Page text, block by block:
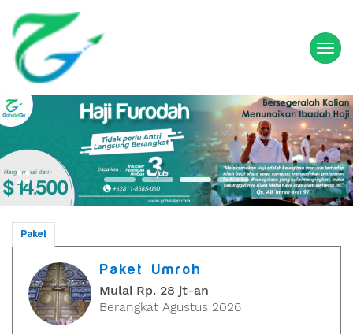
Paket
Paket Umroh
Mulai Rp. 28 jt-an
Berangkat Agustus 2026